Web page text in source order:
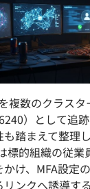
数のクラスタ
）として追
踏まえて整理
標的組織の従
け、MFA設定
ンクへ誘導す